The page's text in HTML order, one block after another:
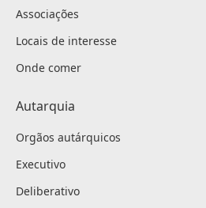
Associações
Locais de interesse
Onde comer
Autarquia
Orgãos autárquicos
Executivo
Deliberativo